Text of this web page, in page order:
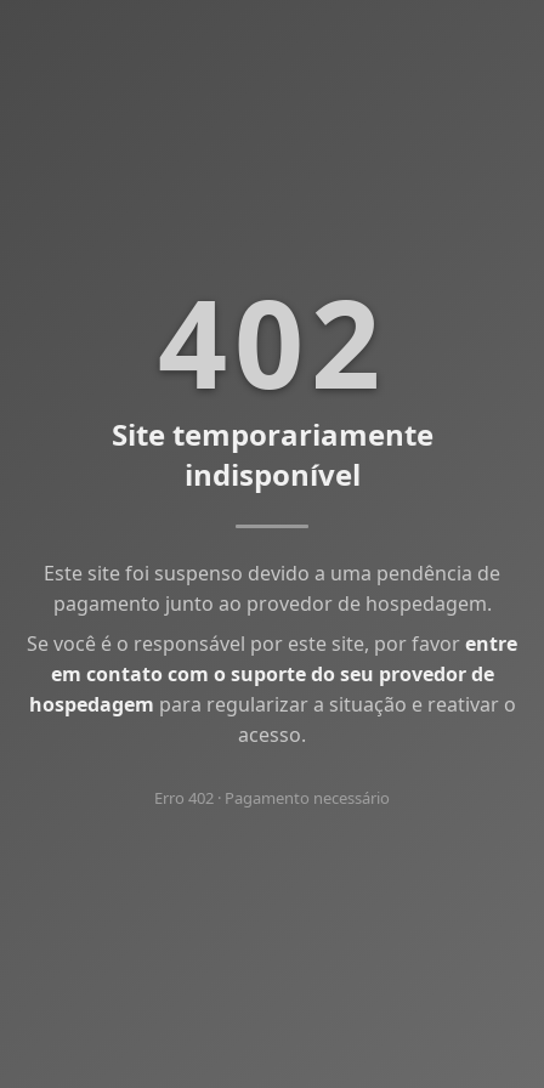
402
Site temporariamente
indisponível
Este site foi suspenso devido a uma pendência de
pagamento junto ao provedor de hospedagem.
Se você é o responsável por este site, por favorentre
em contato com o suporte do seu provedor de
hospedagem para regularizar a situação e reativar o
acesso.
Erro 402 · Pagamento necessário